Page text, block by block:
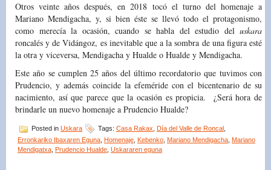
Otros veinte años después, en 2018 tocó el turno del homenaje a
Mariano Mendigacha, y, si bien éste se llevó todo el protagonismo,
como merecía la ocasión, cuando se habla del estudio del uskara
roncalés y de Vidángoz, es inevitable que a la sombra de una figura esté
la otra y viceversa, Mendigacha y Hualde o Hualde y Mendigacha.
Este año se cumplen 25 años del último recordatorio que tuvimos con
Prudencio, y además coincide la efeméride con el bicentenario de su
nacimiento, así que parece que la ocasión es propicia. ¿Será hora de
brindarle un nuevo homenaje a Prudencio Hualde?
Posted in Uskara Tags: Casa Rakax Día del Valle de Roncal
Erronkariko Ibaxaren Eguna Homenaje Kebenko Mariano Mendigacha Mariano
Mendigatxa Prudencio Hualde Uskararen eguna